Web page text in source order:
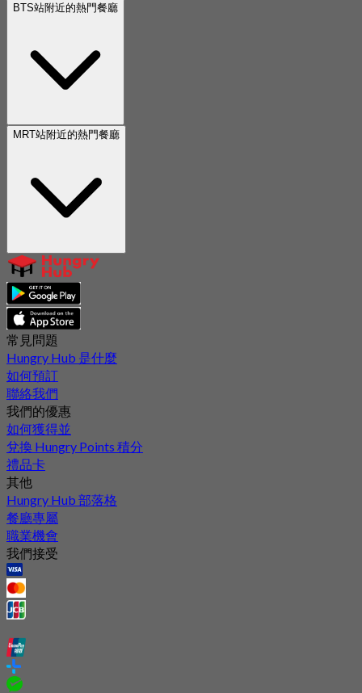
BTS站附近的熱門餐廳
MRT站附近的熱門餐廳
常見問題
Hungry Hub 是什麼
如何預訂
聯絡我們
我們的優惠
如何獲得並
兌換 Hungry Points 積分
禮品卡
其他
Hungry Hub 部落格
餐廳專屬
職業機會
我們接受